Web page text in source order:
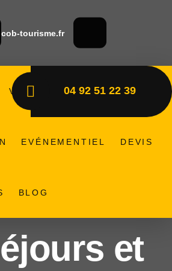
tourisme.fr
VÉHICULES LIGNES
EVÉNEMENTIEL DEVIS
BLOG
04 92 51 22 39
et